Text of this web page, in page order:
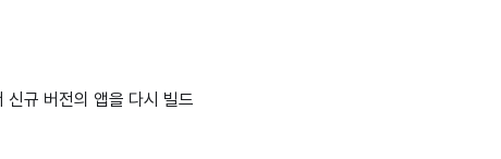
신규 버전의 앱을 다시 빌드